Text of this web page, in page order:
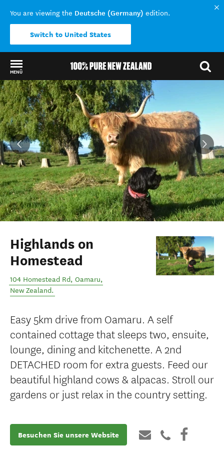
You are viewing the Deutsche (Germany) edition.
Switch to United States
MENÜ
Back to my results
Highlands on
Homestead
104 Homestead Rd, Oamaru,
New Zealand.
Easy 5km drive from Oamaru. A self
contained cottage that sleeps two, ensuite,
lounge, dining and kitchenette. A 2nd
DETACHED room for extra guests. Feed our
beautiful highland cows & alpacas. Stroll our
gardens or just relax in the country setting.
Besuchen Sie unsere Website